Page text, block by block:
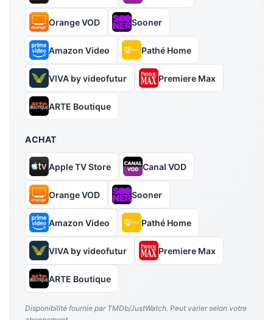
Orange VOD Sooner
Amazon Video Pathé Home
VIVA by videofutur Premiere Max
ARTE Boutique
ACHAT
Apple TV Store Canal VOD
Orange VOD Sooner
Amazon Video Pathé Home
VIVA by videofutur Premiere Max
ARTE Boutique
Disponibilité fournie par TMDb/JustWatch. Peut varier selon votre